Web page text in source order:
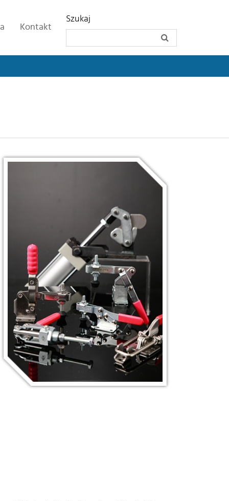
Kontakt
Szukaj